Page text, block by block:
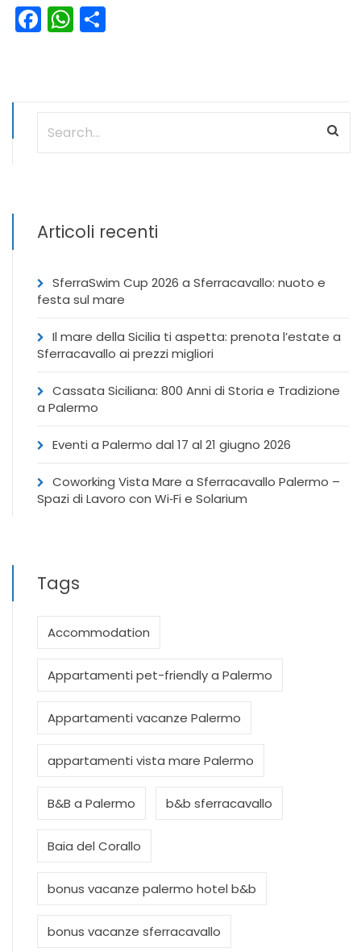
Facebook
WhatsApp
Articoli recenti
SferraSwim Cup 2026 a Sferracavallo: nuoto e
festa sul mare
Il mare della Sicilia ti aspetta: prenota l’estate a
Sferracavallo ai prezzi migliori
Cassata Siciliana: 800 Anni di Storia e Tradizione
a Palermo
Eventi a Palermo dal 17 al 21 giugno 2026
Coworking Vista Mare a Sferracavallo Palermo –
Spazi di Lavoro con Wi‑Fi e Solarium
Tags
Accommodation
Appartamenti pet-friendly a Palermo
Appartamenti vacanze Palermo
appartamenti vista mare Palermo
B&B a Palermo b&b sferracavallo
Baia del Corallo
bonus vacanze palermo hotel b&b
bonus vacanze sferracavallo